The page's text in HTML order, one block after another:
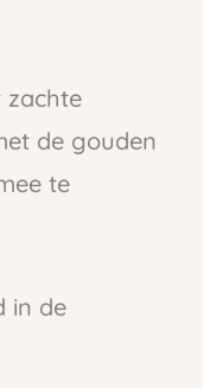
zachte
de gouden
te
in de